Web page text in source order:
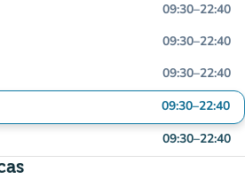
09:30–22:40
09:30–22:40
09:30–22:40
09:30–22:40
09:30–22:40